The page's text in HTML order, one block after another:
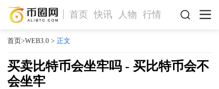
首页 快讯 人物 行情
首页>WEB3.0> 正文
买卖比特币会坐牢吗 - 买比特币会不
会坐牢